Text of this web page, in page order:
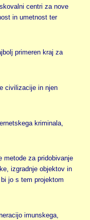
centri za nove
in umetnost ter
primeren kraj za
civilizacije in njen
kriminala,
metode za pridobivanje
izgradnje objektov in
jo s tem projektom
imunskega,